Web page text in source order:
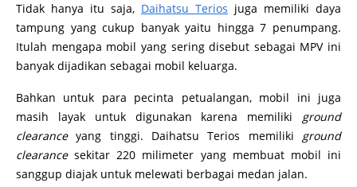
Tidak hanya itu saja, Daihatsu Terios juga memiliki daya
tampung yang cukup banyak yaitu hingga 7 penumpang.
Itulah mengapa mobil yang sering disebut sebagai MPV ini
banyak dijadikan sebagai mobil keluarga.
Bahkan untuk para pecinta petualangan, mobil ini juga
masih layak untuk digunakan karena memiliki ground
clearanceyang tinggi. Daihatsu Terios memiliki ground
clearancesekitar 220 milimeter yang membuat mobil ini
sanggup diajak untuk melewati berbagai medan jalan.